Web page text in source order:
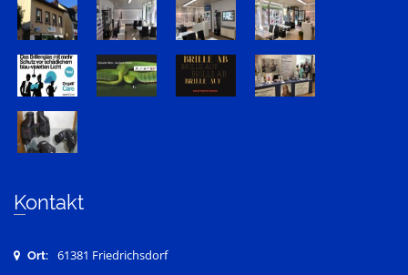
Kontakt
Ort: 61381 Friedrichsdorf